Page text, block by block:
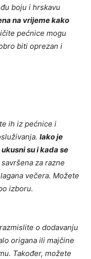
boju i hrskavu
na vrijeme kako
pećnice mogu
biti oprezan i
ih iz pećnice i
Iako je
su i kada se
za razne
večera. Možete
izboru.
o dodavanju
origana ili majčine
Također, možete